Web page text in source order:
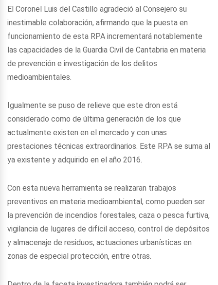
El Coronel Luis del Castillo agradeció al Consejero su
inestimable colaboración, afirmando que la puesta en
funcionamiento de esta RPA incrementará notablemente
las capacidades de la Guardia Civil de Cantabria en materia
de prevención e investigación de los delitos
medioambientales.
Igualmente se puso de relieve que este dron está
considerado como de última generación de los que
actualmente existen en el mercado y con unas
prestaciones técnicas extraordinarios. Este RPA se suma al
ya existente y adquirido en el año 2016.
Con esta nueva herramienta se realizaran trabajos
preventivos en materia medioambiental, como pueden ser
la prevención de incendios forestales, caza o pesca furtiva,
vigilancia de lugares de difícil acceso, control de depósitos
y almacenaje de residuos, actuaciones urbanísticas en
zonas de especial protección, entre otras.